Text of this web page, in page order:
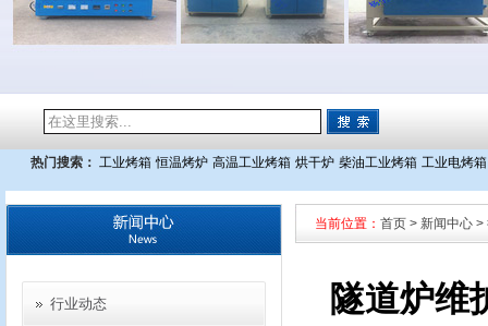
热门搜索： 工业烤箱 恒温烤炉 高温工业烤箱 烘干炉 柴油工业烤箱 工业电烤箱
行业动态
当前位置： 首页 > 新闻中心 >
隧道炉维